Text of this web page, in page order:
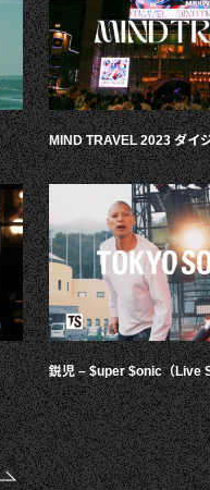
MIND TRAVEL 2023 ダイ
鋭児 – $uper $onic（Live